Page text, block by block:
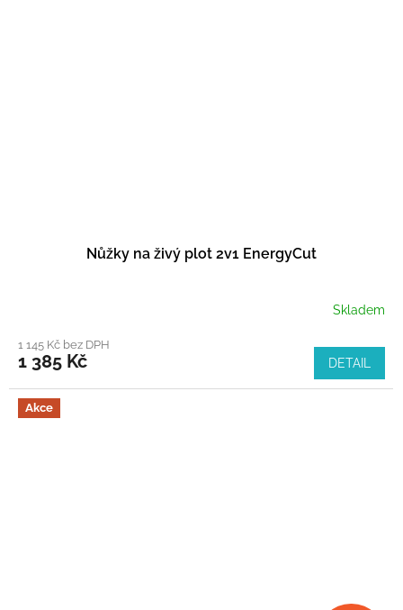
Nůžky na živý plot 2v1 EnergyCut
Skladem
1 145 Kč bez DPH
1 385 Kč DETAIL
Akce